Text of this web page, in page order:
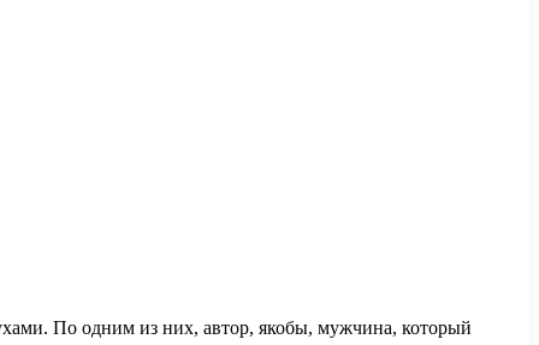
По одним из них, автор, якобы, мужчина, который